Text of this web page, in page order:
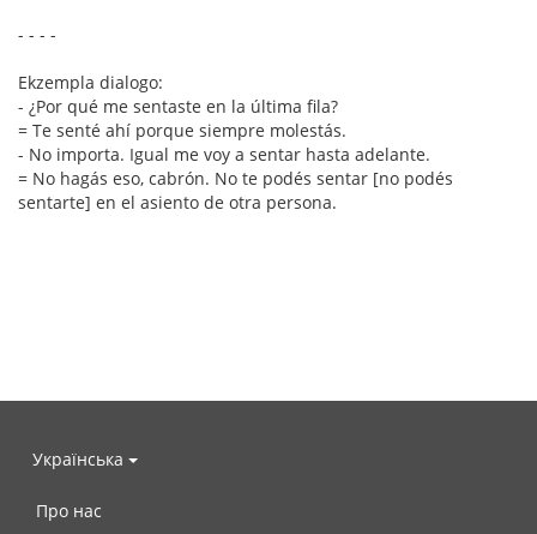
- - - -
Ekzempla dialogo:
- ¿Por qué me sentaste en la última fila?
= Te senté ahí porque siempre molestás.
- No importa. Igual me voy a sentar hasta adelante.
= No hagás eso, cabrón. No te podés sentar [no podés
sentarte] en el asiento de otra persona.
Українська
Про нас